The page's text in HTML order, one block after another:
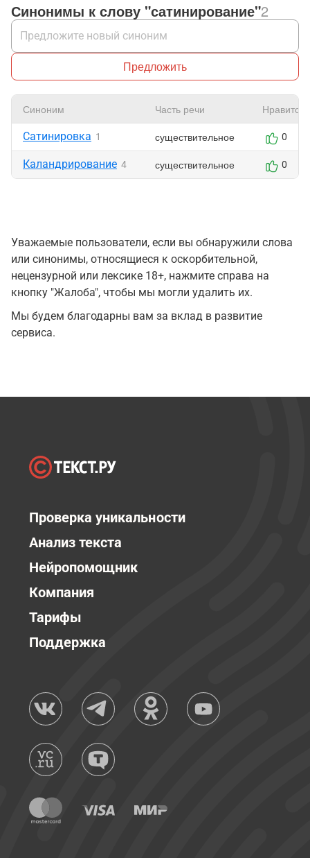
Синонимы к слову "сатинирование"2
Предложить
Синоним Часть речи Нравится
Сатинировка 1 существительное 0
Каландрирование 4 существительное 0
Уважаемые пользователи, если вы обнаружили слова
или синонимы, относящиеся к оскорбительной,
нецензурной или лексике 18+, нажмите справа на
кнопку "Жалоба", чтобы мы могли удалить их.
Мы будем благодарны вам за вклад в развитие
сервиса.
Проверка уникальности
Анализ текста
Нейропомощник
Компания
Тарифы
Поддержка